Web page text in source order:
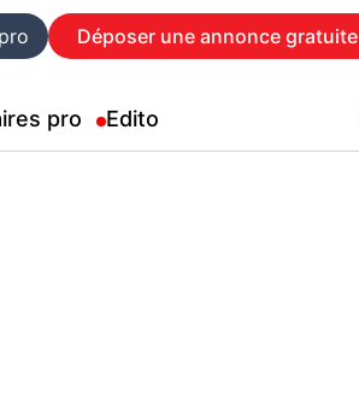
Déposer une annonce gratuite
pro Edito